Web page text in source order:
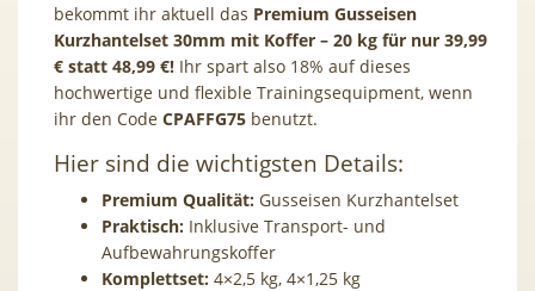
bekommt ihr aktuell das Premium Gusseisen
Kurzhantelset 30mm mit Koffer – 20 kg für nur 39,99
€ statt 48,99 €! Ihr spart also 18% auf dieses
hochwertige und flexible Trainingsequipment, wenn
ihr den Code CPAFFG75 benutzt.
Hier sind die wichtigsten Details:
Premium Qualität: Gusseisen Kurzhantelset
Praktisch: Inklusive Transport- und
Aufbewahrungskoffer
Komplettset: 4×2,5 kg, 4×1,25 kg